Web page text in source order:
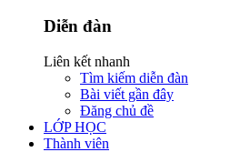
Diễn đàn
Liên kết nhanh
Tìm kiếm diễn đàn
Bài viết gần đây
Đăng chủ đề
LỚP HỌC
Thành viên